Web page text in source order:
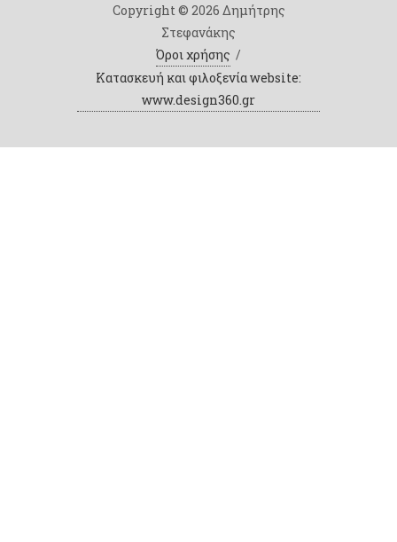
Copyright © 2026 Δημήτρης
Στεφανάκης
Όροι χρήσης /
Κατασκευή και φιλοξενία website:
www.design360.gr